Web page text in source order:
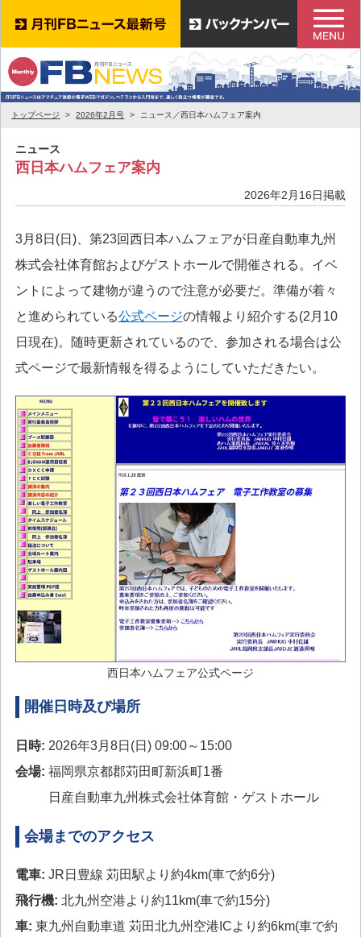
トップページ 2026年2月号 ニュース／西日本ハムフェア案内
ニュース
西日本ハムフェア案内
2026年2月16日掲載
3月8日(日)、第23回西日本ハムフェアが日産自動車九州
株式会社体育館およびゲストホールで開催される。イベ
ントによって建物が違うので注意が必要だ。準備が着々
と進められている公式ページの情報より紹介する(2月10
日現在)。随時更新されているので、参加される場合は公
式ページで最新情報を得るようにしていただきたい。
西日本ハムフェア公式ページ
開催日時及び場所
日時: 2026年3月8日(日) 09:00～15:00
会場: 福岡県京都郡苅田町新浜町1番
日産自動車九州株式会社体育館・ゲストホール
会場までのアクセス
電車: JR日豊線 苅田駅より約4km(車で約6分)
飛行機: 北九州空港より約11km(車で約15分)
車: 東九州自動車道 苅田北九州空港ICより約6km(車で約